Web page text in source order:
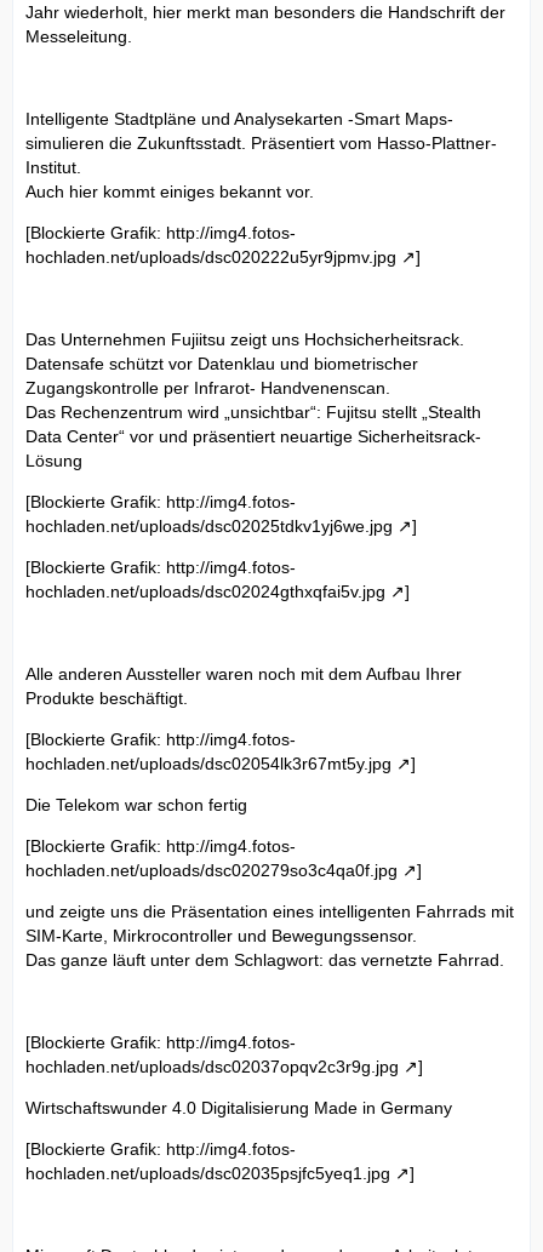
Jahr wiederholt, hier merkt man besonders die Handschrift der
Messeleitung.
Intelligente Stadtpläne und Analysekarten -Smart Maps-
simulieren die Zukunftsstadt. Präsentiert vom Hasso-Plattner-
Institut.
Auch hier kommt einiges bekannt vor.
[Blockierte Grafik: http://img4.fotos-
hochladen.net/uploads/dsc020222u5yr9jpmv.jpg
]
Das Unternehmen Fujiitsu zeigt uns Hochsicherheitsrack.
Datensafe schützt vor Datenklau und biometrischer
Zugangskontrolle per Infrarot- Handvenenscan.
Das Rechenzentrum wird „unsichtbar“: Fujitsu stellt „Stealth
Data Center“ vor und präsentiert neuartige Sicherheitsrack-
Lösung
[Blockierte Grafik: http://img4.fotos-
hochladen.net/uploads/dsc02025tdkv1yj6we.jpg
]
[Blockierte Grafik: http://img4.fotos-
hochladen.net/uploads/dsc02024gthxqfai5v.jpg
]
Alle anderen Aussteller waren noch mit dem Aufbau Ihrer
Produkte beschäftigt.
[Blockierte Grafik: http://img4.fotos-
hochladen.net/uploads/dsc02054lk3r67mt5y.jpg
]
Die Telekom war schon fertig
[Blockierte Grafik: http://img4.fotos-
hochladen.net/uploads/dsc020279so3c4qa0f.jpg
]
und zeigte uns die Präsentation eines intelligenten Fahrrads mit
SIM-Karte, Mirkrocontroller und Bewegungssensor.
Das ganze läuft unter dem Schlagwort: das vernetzte Fahrrad.
[Blockierte Grafik: http://img4.fotos-
hochladen.net/uploads/dsc02037opqv2c3r9g.jpg
]
Wirtschaftswunder 4.0 Digitalisierung Made in Germany
[Blockierte Grafik: http://img4.fotos-
hochladen.net/uploads/dsc02035psjfc5yeq1.jpg
]